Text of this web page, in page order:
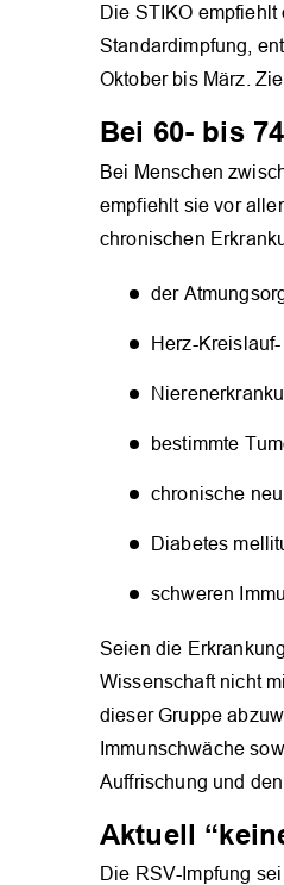
Die STIKO
Standardimpfung,
Oktober bis März.
Bei 60- bis
Bei Menschen
empfiehlt sie vor
chronischen
der
Herz-Kreislauf-
bestimmte
chronische
Diabetes
schweren
Seien die
Wissenschaft nicht
dieser Gruppe
Immunschwäche
Auffrischung und
Aktuell
Die RSV-Impfung